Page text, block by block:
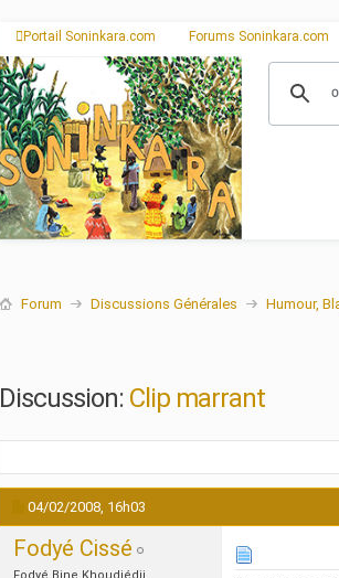
Portail Soninkara.com Forums Soninkara.com
Forum Discussions Générales Humour,
Discussion: Clip marrant
04/02/2008, 16h03
Fodyé Cissé